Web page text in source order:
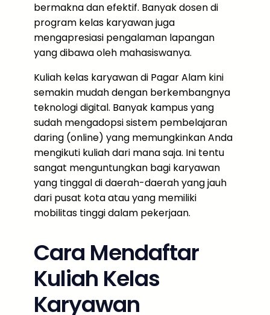
bermakna dan efektif. Banyak dosen di
program kelas karyawan juga
mengapresiasi pengalaman lapangan
yang dibawa oleh mahasiswanya.
Kuliah kelas karyawan di Pagar Alam kini
semakin mudah dengan berkembangnya
teknologi digital. Banyak kampus yang
sudah mengadopsi sistem pembelajaran
daring (online) yang memungkinkan Anda
mengikuti kuliah dari mana saja. Ini tentu
sangat menguntungkan bagi karyawan
yang tinggal di daerah-daerah yang jauh
dari pusat kota atau yang memiliki
mobilitas tinggi dalam pekerjaan.
Cara Mendaftar
Kuliah Kelas
Karyawan